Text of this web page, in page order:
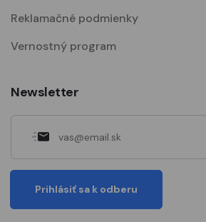
Reklamačné podmienky
Vernostný program
Newsletter
Prihlásiť sa k odberu